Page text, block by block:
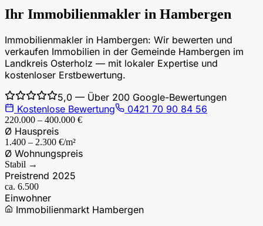
Ihr Immobilienmakler in Hambergen
Immobilienmakler in Hambergen: Wir bewerten und
verkaufen Immobilien in der Gemeinde Hambergen im
Landkreis Osterholz — mit lokaler Expertise und
kostenloser Erstbewertung.
5,0 — Über 200 Google-Bewertungen
Kostenlose Bewertung
0421 70 90 84 56
220.000 – 400.000 €
Ø Hauspreis
1.400 – 2.300 €/m²
Ø Wohnungspreis
Stabil →
Preistrend 2025
ca. 6.500
Einwohner
Immobilienmarkt Hambergen